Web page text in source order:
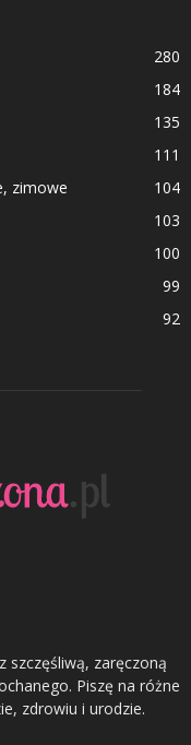
280
184
135
111
zimowe
104
103
100
99
92
szczęśliwą, zaręczoną
Piszę na różne
zdrowiu i urodzie.